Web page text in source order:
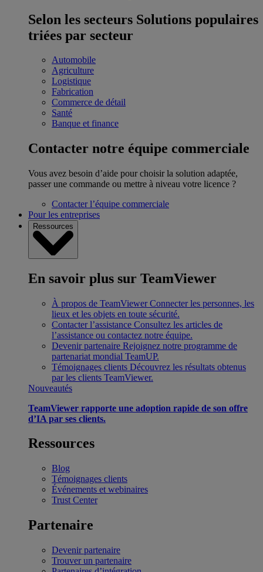
Selon les secteurs Solutions populaires
triées par secteur
Automobile
Agriculture
Logistique
Fabrication
Commerce de détail
Santé
Banque et finance
Contacter notre équipe commerciale
Vous avez besoin d’aide pour choisir la solution adaptée,
passer une commande ou mettre à niveau votre licence ?
Contacter l’équipe commerciale
Pour les entreprises
Ressources
En savoir plus sur TeamViewer
À propos de TeamViewer Connecter les personnes, les
lieux et les objets en toute sécurité.
Contacter l’assistance Consultez les articles de
l’assistance ou contactez notre équipe.
Devenir partenaire Rejoignez notre programme de
partenariat mondial TeamUP.
Témoignages clients Découvrez les résultats obtenus
par les clients TeamViewer.
Nouveautés
TeamViewer rapporte une adoption rapide de son offre
d’IA par ses clients.
Ressources
Blog
Témoignages clients
Événements et webinaires
Trust Center
Partenaire
Devenir partenaire
Trouver un partenaire